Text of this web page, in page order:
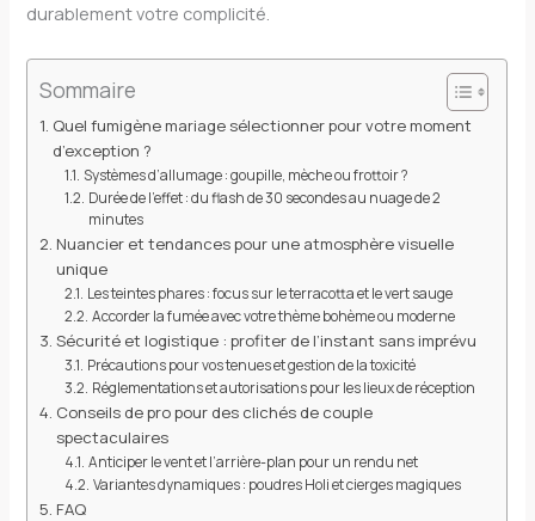
durablement votre complicité.
Sommaire
Quel fumigène mariage sélectionner pour votre moment
d’exception ?
Systèmes d’allumage : goupille, mèche ou frottoir ?
Durée de l’effet : du flash de 30 secondes au nuage de 2
minutes
Nuancier et tendances pour une atmosphère visuelle
unique
Les teintes phares : focus sur le terracotta et le vert sauge
Accorder la fumée avec votre thème bohème ou moderne
Sécurité et logistique : profiter de l’instant sans imprévu
Précautions pour vos tenues et gestion de la toxicité
Réglementations et autorisations pour les lieux de réception
Conseils de pro pour des clichés de couple
spectaculaires
Anticiper le vent et l’arrière-plan pour un rendu net
Variantes dynamiques : poudres Holi et cierges magiques
FAQ